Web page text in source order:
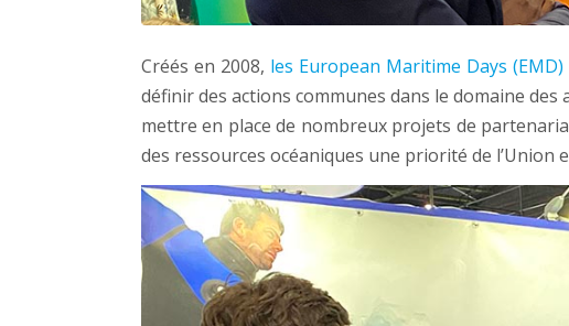
Créés en 2008, les European Maritime Days (EMD)
définir des actions communes dans le domaine
mettre en place de nombreux projets de
des ressources océaniques une priorité de l’Union